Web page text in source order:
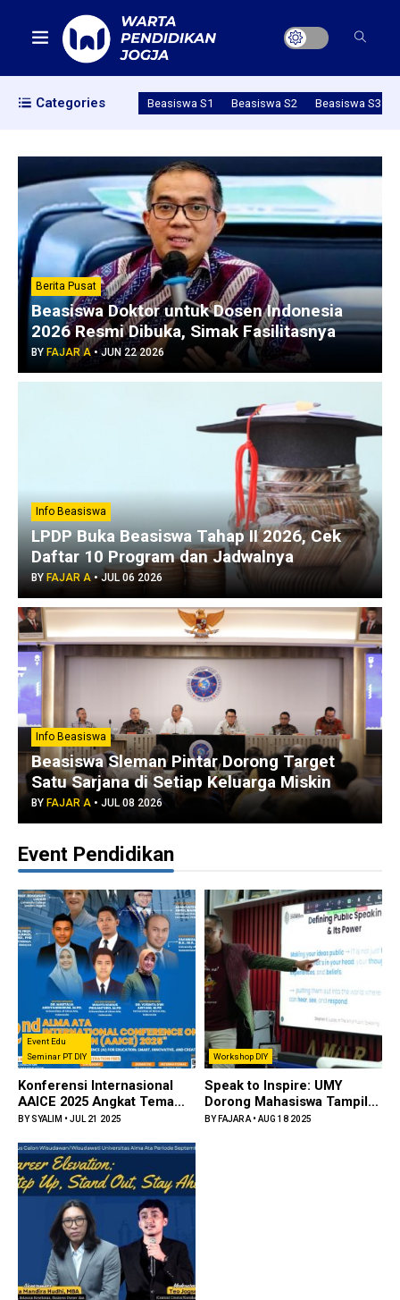
Categories Beasiswa S1 Beasiswa S2 Beasiswa S3
Berita Pusat
Beasiswa Doktor untuk Dosen Indonesia
2026 Resmi Dibuka, Simak Fasilitasnya
BY FAJAR A •JUN 22 2026
Info Beasiswa
LPDP Buka Beasiswa Tahap II 2026, Cek
Daftar 10 Program dan Jadwalnya
BY FAJAR A •JUL 06 2026
Info Beasiswa
Beasiswa Sleman Pintar Dorong Target
Satu Sarjana di Setiap Keluarga Miskin
BY FAJAR A • JUL 08 2026
Event Pendidikan
Event Edu
Seminar PT DIY
Konferensi Internasional
AAICE 2025 Angkat Tema
Kecerdasan Buatan dalam
BYSYALIM •JUL 21 2025
Workshop DIY
Speak to Inspire: UMY
Dorong Mahasiswa Tampil
Percaya Diri Lewat Public
BY FAJAR A •AUG 18 2025